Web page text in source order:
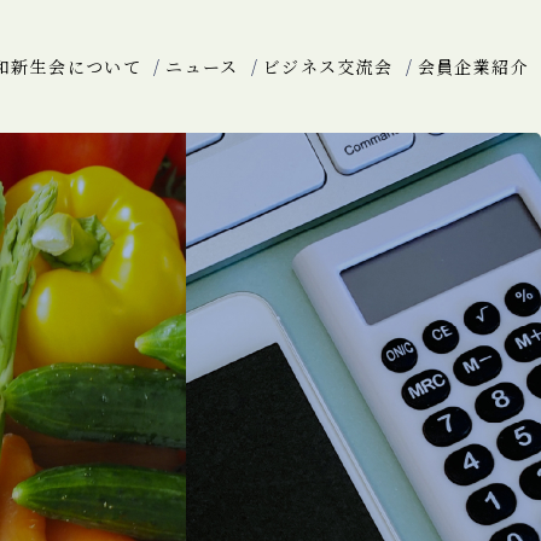
新生会について ニュース ビジネス交流会 会員企業紹介